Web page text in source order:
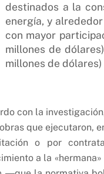
destinados a la
energía, y
con mayor
millones de
millones de
con la
que ejecutaron,
o por
a la